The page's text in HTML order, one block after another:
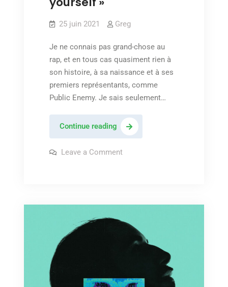
25 juin 2021 Greg
Je ne connais pas grand-chose au
rap, et en tous cas quasiment rien à
son histoire, à sa naissance et à ses
premiers représentants, comme
Public Enemy. Je sais seulement…
Continue readingEminem
–
« Lose
Leave a Commenton